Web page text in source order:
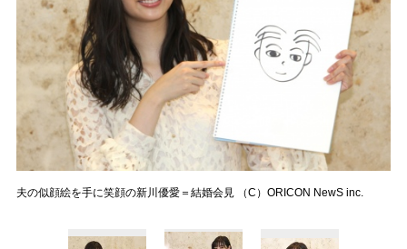
夫の似顔絵を手に笑顔の新川優愛＝結婚会見 （C）ORICON NewS inc.